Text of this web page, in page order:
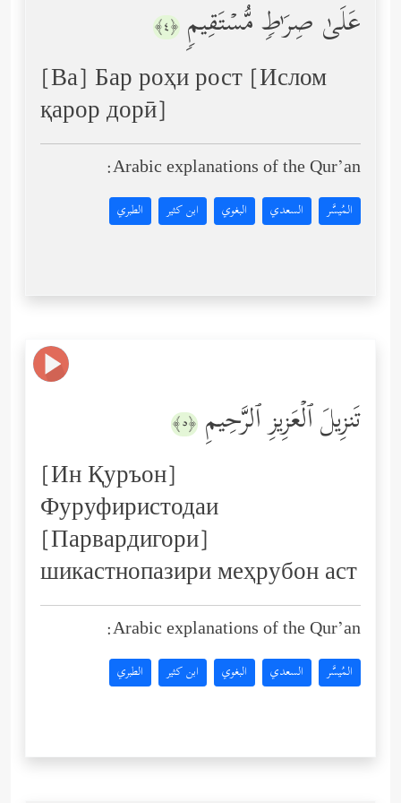
عَلَىٰ صِرَ ٰ⁠طࣲ مُّسۡتَقِیمࣲ ﴿٤﴾
[Ва] Бар роҳи рост [Ислом
қарор дорӣ]
Arabic explanations of the Qur’an:
المُيسَّر السعدي البغوي ابن كثير الطبري
تَنزِیلَ ٱلۡعَزِیزِ ٱلرَّحِیمِ ﴿٥﴾
[Ин Қуръон]
Фуруфиристодаи
[Парвардигори]
шикастнопазири меҳрубон аст
Arabic explanations of the Qur’an:
المُيسَّر السعدي البغوي ابن كثير الطبري